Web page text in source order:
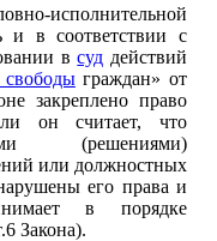
исполнительной
в соответствии с
всуд действий
граждан» от
закреплено право
он считает, что
(решениями)
или должностных
его права и
в порядке
Закона).